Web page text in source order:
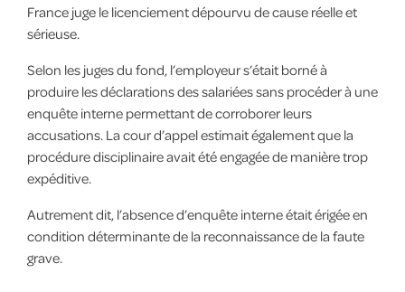
France juge le licenciement dépourvu de cause réelle et
sérieuse.
Selon les juges du fond, l’employeur s’était borné à
produire les déclarations des salariées sans procéder à une
enquête interne permettant de corroborer leurs
accusations. La cour d’appel estimait également que la
procédure disciplinaire avait été engagée de manière trop
expéditive.
Autrement dit, l’absence d’enquête interne était érigée en
condition déterminante de la reconnaissance de la faute
grave.